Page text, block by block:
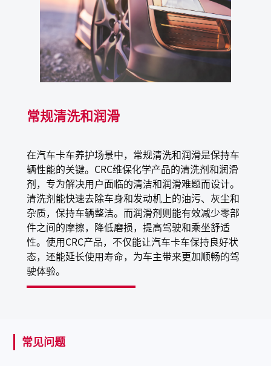
除异响；拆卸车辆锈蚀的螺栓螺母连接件；清除车身贴纸
及污渍；发动机舱、线束、天线、电瓶端子的清洗和防
护；点火系统和电子部件的排湿；为金属部件提供有效的
保护层，防止锈蚀等。
符合VOC法规
对绝大多数橡胶和塑料安全
360°阀门，可倒置喷射，方便使用
不可燃推进剂，有效成分含量高
应用场景
润滑车门铰链、座椅滑轨、后视镜转轴、门锁等部件；拆
常规清洗和润滑
在汽车卡车养护场景中，常规清洗和润滑是保持车
辆性能的关键。CRC维保化学产品的清洗剂和润滑
剂，专为解决用户面临的清洁和润滑难题而设计。
清洗剂能快速去除车身和发动机上的油污、灰尘和
杂质，保持车辆整洁。而润滑剂则能有效减少零部
件之间的摩擦，降低磨损，提高驾驶和乘坐舒适
性。使用CRC产品，不仅能让汽车卡车保持良好状
态，还能延长使用寿命，为车主带来更加顺畅的驾
驶体验。
常见问题